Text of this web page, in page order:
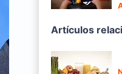
Artículos